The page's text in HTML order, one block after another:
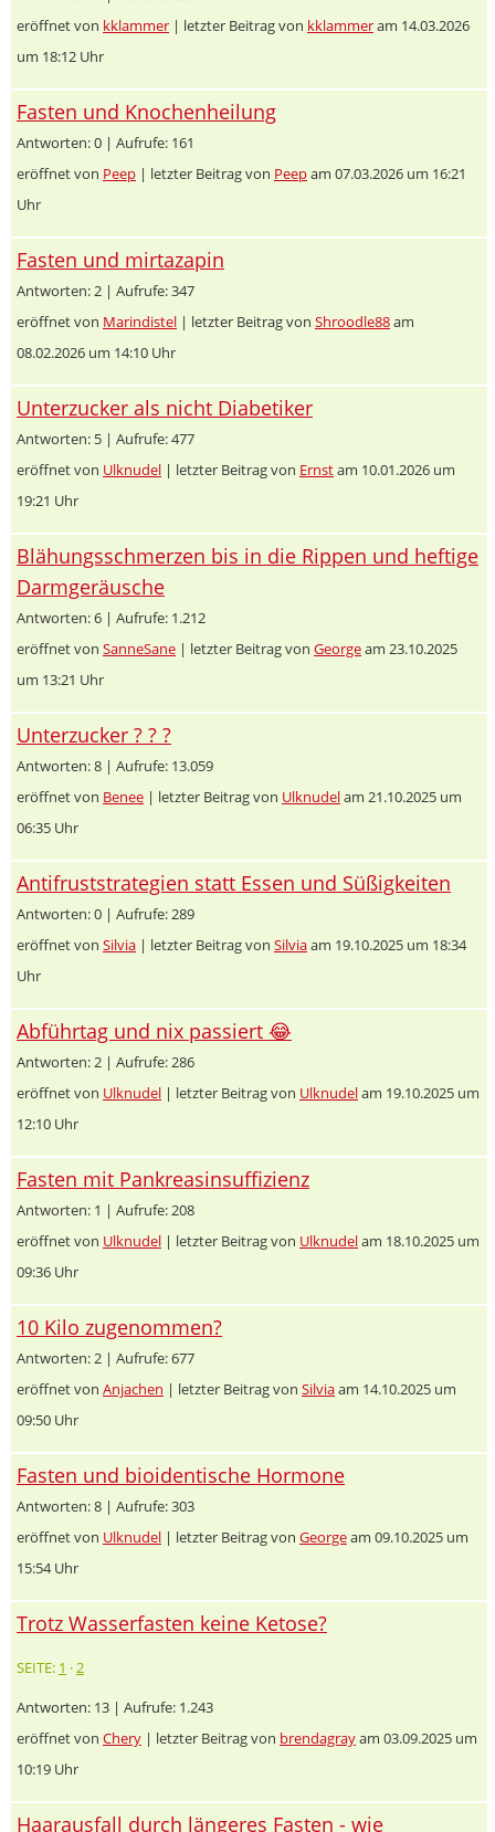
eröffnet von kklammer | letzter Beitrag von kklammeram 14.03.2026
um 18:12 Uhr
Fasten und Knochenheilung
Antworten: 0 | Aufrufe: 161
eröffnet von Peep | letzter Beitrag von Peepam 07.03.2026 um 16:21
Uhr
Fasten und mirtazapin
Antworten: 2 | Aufrufe: 347
eröffnet von Marindistel | letzter Beitrag von Shroodle88am
08.02.2026 um 14:10 Uhr
Unterzucker als nicht Diabetiker
Antworten: 5 | Aufrufe: 477
eröffnet von Ulknudel | letzter Beitrag von Ernstam 10.01.2026 um
19:21 Uhr
Blähungsschmerzen bis in die Rippen und heftige
Darmgeräusche
Antworten: 6 | Aufrufe: 1.212
eröffnet von SanneSane | letzter Beitrag von Georgeam 23.10.2025
um 13:21 Uhr
Unterzucker ? ? ?
Antworten: 8 | Aufrufe: 13.059
eröffnet von Benee | letzter Beitrag von Ulknudelam 21.10.2025 um
06:35 Uhr
Antifruststrategien statt Essen und Süßigkeiten
Antworten: 0 | Aufrufe: 289
eröffnet von Silvia | letzter Beitrag von Silviaam 19.10.2025 um 18:34
Uhr
Abführtag und nix passiert 😂
Antworten: 2 | Aufrufe: 286
eröffnet von Ulknudel | letzter Beitrag von Ulknudelam 19.10.2025 um
12:10 Uhr
Fasten mit Pankreasinsuffizienz
Antworten: 1 | Aufrufe: 208
eröffnet von Ulknudel | letzter Beitrag von Ulknudelam 18.10.2025 um
09:36 Uhr
10 Kilo zugenommen?
Antworten: 2 | Aufrufe: 677
eröffnet von Anjachen | letzter Beitrag von Silviaam 14.10.2025 um
09:50 Uhr
Fasten und bioidentische Hormone
Antworten: 8 | Aufrufe: 303
eröffnet von Ulknudel | letzter Beitrag von Georgeam 09.10.2025 um
15:54 Uhr
Trotz Wasserfasten keine Ketose?
SEITE: 1 ·2
Antworten: 13 | Aufrufe: 1.243
eröffnet von Chery | letzter Beitrag von brendagrayam 03.09.2025 um
10:19 Uhr
Haarausfall durch längeres Fasten - wie